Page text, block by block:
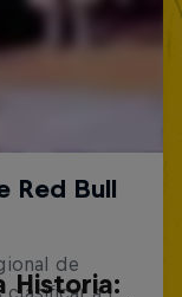
Historia: